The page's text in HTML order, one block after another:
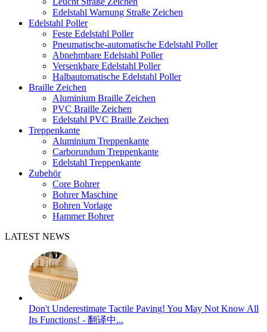
Edelstahl Warnung Straße Zeichen
Edelstahl Poller
Feste Edelstahl Poller
Pneumatische-automatische Edelstahl Poller
Abnehmbare Edelstahl Poller
Versenkbare Edelstahl Poller
Halbautomatische Edelstahl Poller
Braille Zeichen
Aluminium Braille Zeichen
PVC Braille Zeichen
Edelstahl PVC Braille Zeichen
Treppenkante
Aluminium Treppenkante
Carborundum Treppenkante
Edelstahl Treppenkante
Zubehör
Core Bohrer
Bohrer Maschine
Bohren Vorlage
Hammer Bohrer
LATEST NEWS
Don't Underestimate Tactile Paving! You May Not Know All
Its Functions! - 翻译中...